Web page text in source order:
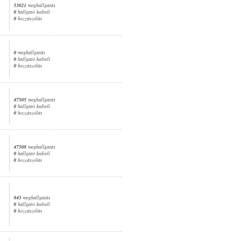
53021 meghallgatás
0 hallgató kedveli
0 hozzászólás
0 meghallgatás
0 hallgató kedveli
0 hozzászólás
47505 meghallgatás
0 hallgató kedveli
0 hozzászólás
47508 meghallgatás
0 hallgató kedveli
0 hozzászólás
843 meghallgatás
0 hallgató kedveli
0 hozzászólás